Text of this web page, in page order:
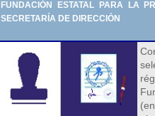
FUNDACIÓN ESTATAL PARA LA
SECRETARÍA DE DIRECCIÓN